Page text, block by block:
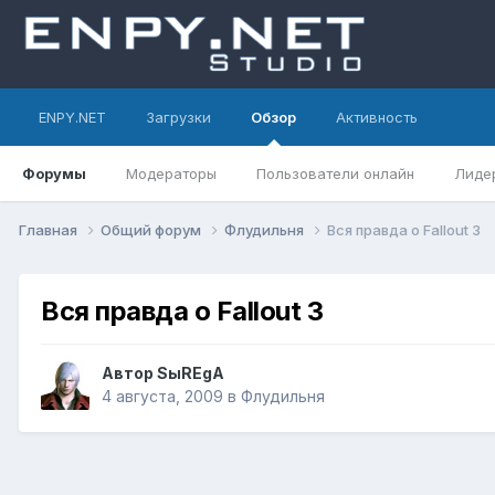
ENPY.NET Загрузки Обзор
Форумы Модераторы Пользователи онлайн
Активность
Главная Общий форум Флудильня Вся правда о Fallout 3
Вся правда о Fallout 3
Автор SыREgA
4 августа, 2009 в Флудильня